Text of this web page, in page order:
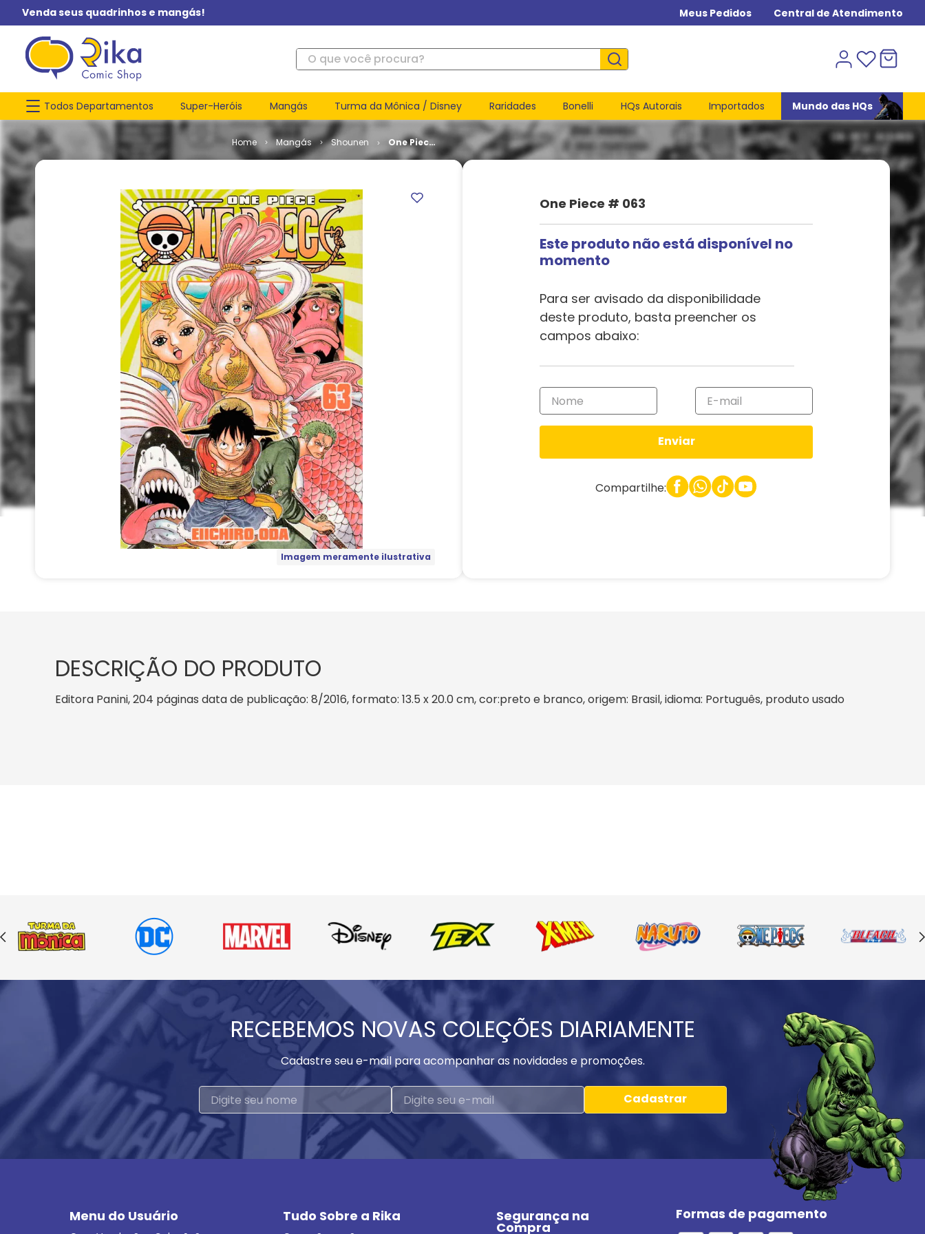
Venda seus quadrinhos e mangás! Meus Pedidos Central de Atendimento
O que você procura?
Todos Departamentos Super-Heróis Mangás Turma da Mônica / Disney Raridades Bonelli HQs Autorais Importados Mundo das HQs
Mangás Shounen
One Piece
# 063
Imagem meramente ilustrativa
One Piece # 063
Este produto não está disponível no
momento
Para ser avisado da disponibilidade
deste produto, basta preencher os
campos abaixo:
Enviar
Compartilhe:
DESCRIÇÃO DO PRODUTO
Editora Panini, 204 páginas data de publicação: 8/2016, formato: 13.5 x 20.0 cm, cor:preto e branco, origem: Brasil, idioma: Português, produto usado
RECEBEMOS NOVAS COLEÇÕES DIARIAMENTE
Cadastre seu e-mail para acompanhar as novidades e promoções.
Cadastrar
Menu do Usuário Tudo Sobre a Rika Segurança na
Compra
Formas de pagamento